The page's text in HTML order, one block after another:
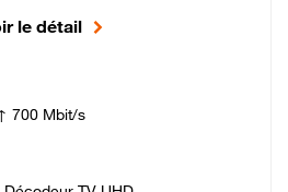
le détail
700 Mbit/s